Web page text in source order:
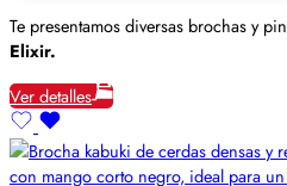
Te presentamos diversas brochas y
Elixir.
Ver detalles